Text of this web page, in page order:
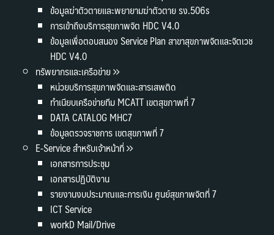
ข้อมูลฆ่าตัวตายและพยายามฆ่าตัวตาย รง.506s
การเข้าถึงบริการสุขภาพจิต HDC V4.0
ข้อมูลเพื่อตอบสนอง Service Plan สาขาสุขภาพจิตและจิตเวช
HDC V4.0
ทรัพยากรและเครือข่าย
หน่วยบริการสุขภาพจิตและสารเสพติด
ทำเนียบเครือข่ายทีม MCATT เขตสุขภาพที่ 7
DATA CATALOG MHC7
ข้อมูลตรวจราชการ เขตสุขภาพที่ 7
E-Service สำหรับเจ้าหน้าที่
เอกสารการประชุม
เอกสารปฏิบัติงาน
รายงานงบประมาณและการเงิน ศูนย์สุขภาพจิตที่ 7
ICT Service
workD Mail/Drive